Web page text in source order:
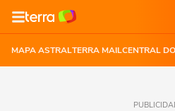
MAPA ASTRALTERRA MAILCENTRAL